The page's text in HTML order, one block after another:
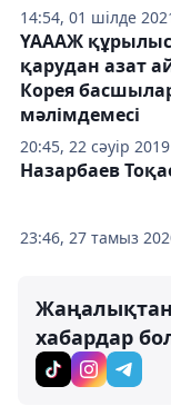
14:54, 01 шілде
20:45, 22 сәуір 2019
ҮАААЖ
қарудан азат
Корея
мәлімдемесі
23:46, 27 тамыз
Назарбаев
хабардар